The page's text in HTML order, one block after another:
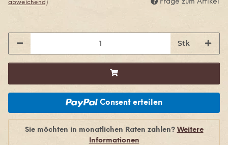
abweichend)
Frage zum Artikel
Stk
Consent erteilen
Sie möchten in monatlichen Raten zahlen? Weitere
Informationen